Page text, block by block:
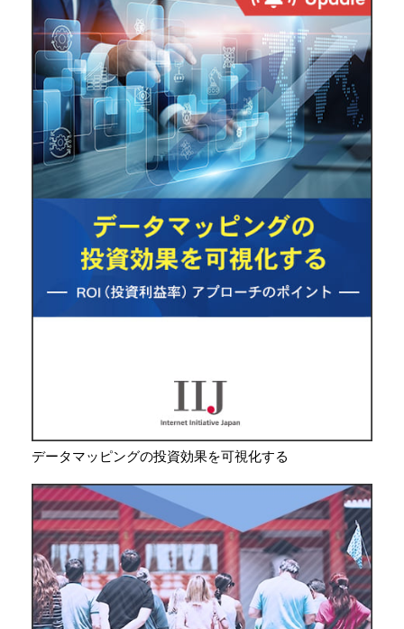
データマッピングの投資効果を可視化する